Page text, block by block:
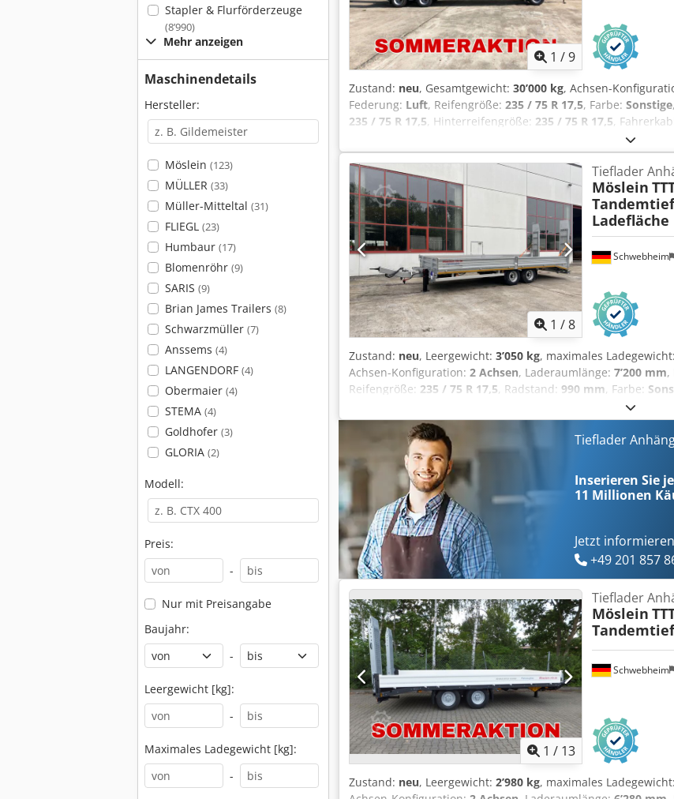
Stapler & Flurförderzeuge
(8’990)
Mehr anzeigen
Maschinendetails
Hersteller:
Möslein (123)
MÜLLER (33)
Müller-Mitteltal (31)
FLIEGL (23)
Humbaur (17)
Blomenröhr (9)
SARIS (9)
Brian James Trailers (8)
Schwarzmüller (7)
Anssems (4)
LANGENDORF (4)
Obermaier (4)
STEMA (4)
Goldhofer (3)
GLORIA (2)
Modell:
Preis:
-
Nur mit Preisangabe
Baujahr:
-
Leergewicht [kg]:
-
Maximales Ladegewicht [kg]:
-
1 /9
Zustand: neu, Gesamtgewicht: 30’000 kg, Achsen-
Federung: Luft, Reifengröße: 235 / 75 R 17,5, Farbe: Sonstige
235 / 75 R 17,5, Hinterreifengröße: 235 / 75 R 17,5,
ABS, Druckluftbremse
ca: 6.000 mm lang, Ladehöhe bel. ca. 890 mm , 22 x
Aussenrahmen, Auffahrrampen (ca. 3.100 x 750 mm),
Heckschräge, Auffahrrampen seitlich verstellbar, Holzboden
Zurrketten oder Spanngurte, Konturmarkierung nach
Feuerverzinkt, , incl. Achslastanzeigen, , Aufpreis für:,
Verbreiterung auf 3 m mit Holzer, Preis: 500 ¤, ,
Baggerstiehlmulde, Preis: 1.000 ¤ netto, , -- Druckfehler,
Bilder --, Mehr Daten unter: !, More Details: ! Cjdpfjztfayox Ad
1 /8
Schwebheim
Tieflader
Möslein
Ladefläche
Zustand: neu, Leergewicht: 3’050 kg, maximales Ladegewicht:
Achsen-Konfiguration: 2 Achsen, Laderaumlänge: 7’200 mm,
Reifengröße: 235 / 75 R 17,5, Radstand: 990 mm, Farbe:
, Hinterreifengröße:
Emissionsklasse:keine, Kraftstoff:Biodiesel, Ausstattung:
Ladehöhe bel.: 880 mm, 400 mm Bordwände, 16 x Zurrösen,
angeschrägt, Je Rampe ca. 2.400 mm x 520 mm, Rampen
mm Ladeflächenlänge lieferbar!! , , -- Druckfehler, Irrtümer
Bilder --, Mehr Daten unter: !, More Details: ! Crjdpoztfatsfx
Tieflader
Inserieren Sie
11 Millionen
Jetzt informieren
+49 201 857
1 / 13
Schwebheim
Tieflader
Möslein
Zustand: neu, Leergewicht: 2’980 kg, maximales Ladegewicht: